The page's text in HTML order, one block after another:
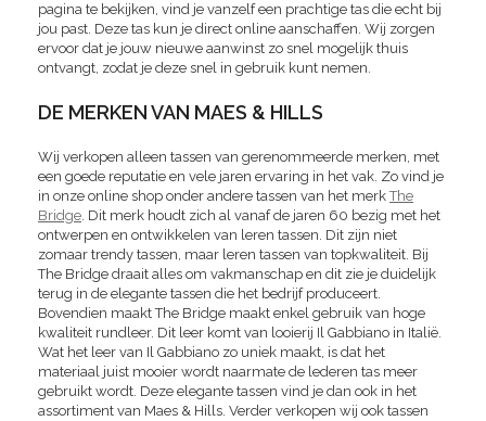
pagina te bekijken, vind je vanzelf een prachtige tas die echt bij
jou past. Deze tas kun je direct online aanschaffen. Wij zorgen
ervoor dat je jouw nieuwe aanwinst zo snel mogelijk thuis
ontvangt, zodat je deze snel in gebruik kunt nemen.
DE MERKEN VAN MAES & HILLS
Wij verkopen alleen tassen van gerenommeerde merken, met
een goede reputatie en vele jaren ervaring in het vak. Zo vind je
in onze online shop onder andere tassen van het merkThe
Bridge. Dit merk houdt zich al vanaf de jaren 60 bezig met het
ontwerpen en ontwikkelen van leren tassen. Dit zijn niet
zomaar trendy tassen, maar leren tassen van topkwaliteit. Bij
The Bridge draait alles om vakmanschap en dit zie je duidelijk
terug in de elegante tassen die het bedrijf produceert.
Bovendien maakt The Bridge maakt enkel gebruik van hoge
kwaliteit rundleer. Dit leer komt van looierij Il Gabbiano in Italië.
Wat het leer van Il Gabbiano zo uniek maakt, is dat het
materiaal juist mooier wordt naarmate de lederen tas meer
gebruikt wordt. Deze elegante tassen vind je dan ook in het
assortiment van Maes & Hills. Verder verkopen wij ook tassen